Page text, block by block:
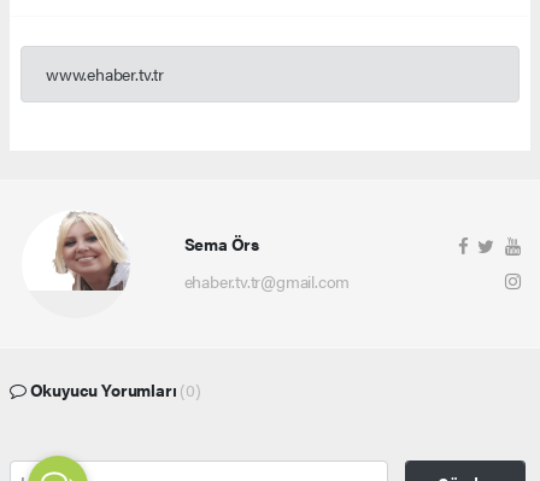
www.ehaber.tv.tr
Sema Örs
ehaber.tv.tr@gmail.com
Okuyucu Yorumları (0)